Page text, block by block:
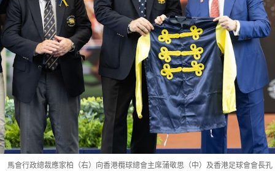
馬會行政總裁應家柏（右）向香港欖球總會主席蒲敬思（中）及香港足球會會長孔